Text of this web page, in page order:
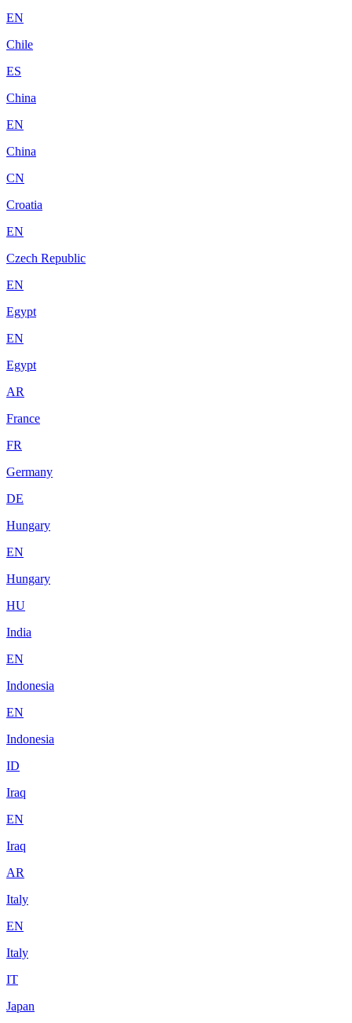
EN
Chile
ES
China
EN
China
CN
Croatia
EN
Czech Republic
EN
Egypt
EN
Egypt
AR
France
FR
Germany
DE
Hungary
EN
Hungary
HU
India
EN
Indonesia
EN
Indonesia
ID
Iraq
EN
Iraq
AR
Italy
EN
Italy
IT
Japan